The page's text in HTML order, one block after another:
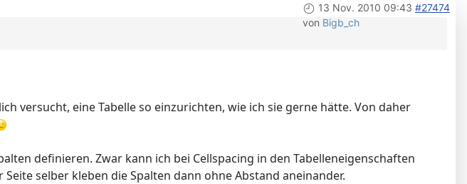
13 Nov. 2010 09:43 #27474
von Bigb_ch
versucht, eine Tabelle so einzurichten, wie ich sie gerne hätte. Von daher
definieren. Zwar kann ich bei Cellspacing in den Tabelleneigenschaften
selber kleben die Spalten dann ohne Abstand aneinander.